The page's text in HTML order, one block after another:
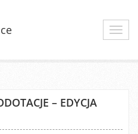
– EDYCJA